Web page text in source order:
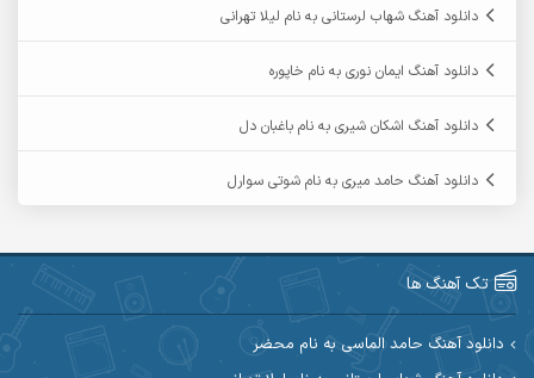
آرین صیادی
آرین مریدی
دانلود آهنگ شهاب لرستانی به نام لیلا تهرانی
دانلود آهنگ ایمان نوری به نام خاپوره
دانلود آهنگ اشکان شیری به نام باغبان دل
دانلود آهنگ حامد میری به نام شوتی سوارل
تک آهنگ ها
دانلود آهنگ حامد الماسی به نام محضر